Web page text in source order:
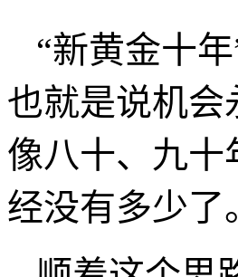
发了，那么“
要用心去找
“新黄金十
的产物。随着
没有市场，